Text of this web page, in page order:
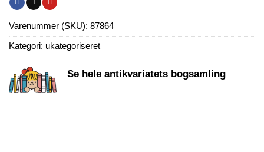
Varenummer (SKU): 87864
Kategori: ukategoriseret
Se hele antikvariatets bogsamling